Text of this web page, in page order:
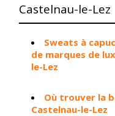
Castelnau-le-Lez
Sweats à
de marques de
le-Lez
Où trouver la
Castelnau-le-Lez